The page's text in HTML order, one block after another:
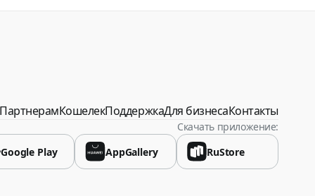
ПартнерамКошелекПоддержкаДля бизнесаКонтакты
Скачать приложение:
Google Play
AppGallery RuStore